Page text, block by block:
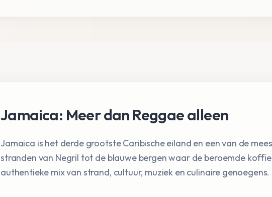
Jamaica: Meer dan Reggae alleen
Jamaica is het derde grootste Caribische eiland en een van de
stranden van Negril tot de blauwe bergen waar de beroemde
authentieke mix van strand, cultuur, muziek en culinaire genoegens.